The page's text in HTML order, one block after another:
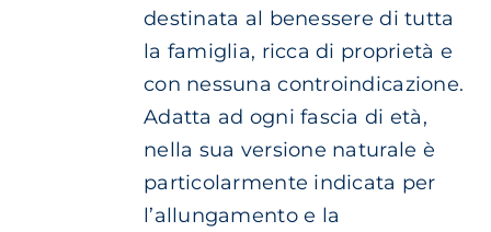
destinata al benessere di tutta
la famiglia, ricca di proprietà e
con nessuna controindicazione.
Adatta ad ogni fascia di età,
nella sua versione naturale è
particolarmente indicata per
l’allungamento e la